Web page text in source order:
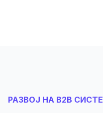
РАЗВОЈ НА B2B